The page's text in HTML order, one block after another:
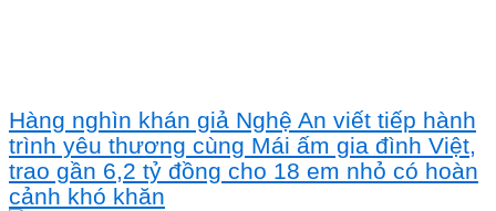
Hàng nghìn khán giả Nghệ An viết tiếp hành
trình yêu thương cùng Mái ấm gia đình Việt,
trao gần 6,2 tỷ đồng cho 18 em nhỏ có hoàn
cảnh khó khăn